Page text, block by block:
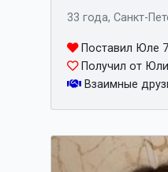
33 года, Санкт-
Поставил Юле
Получил от
Взаимные